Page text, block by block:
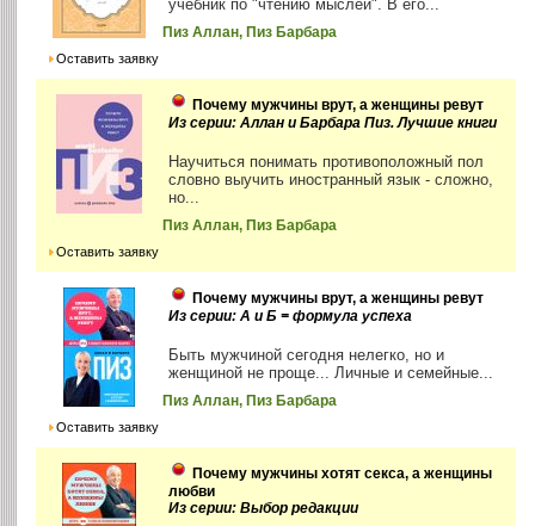
учебник по "чтению мыслей". В его...
Пиз Аллан, Пиз Барбара
Оставить заявку
Почему мужчины врут, а женщины ревут
Из серии: Аллан и Барбара Пиз. Лучшие книги
Научиться понимать противоположный пол
словно выучить иностранный язык - сложно,
но...
Пиз Аллан, Пиз Барбара
Оставить заявку
Почему мужчины врут, а женщины ревут
Из серии: А и Б = формула успеха
Быть мужчиной сегодня нелегко, но и
женщиной не проще... Личные и семейные...
Пиз Аллан, Пиз Барбара
Оставить заявку
Почему мужчины хотят секса, а женщины
любви
Из серии: Выбор редакции